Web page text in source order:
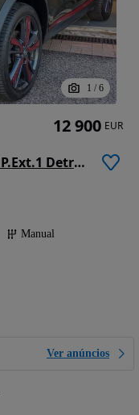
1 / 6
Nissan Juke 1.5 dCi N-Connecta P.Ext.1 Detroit Red
Manual
Ver anúncios
12 900 EUR